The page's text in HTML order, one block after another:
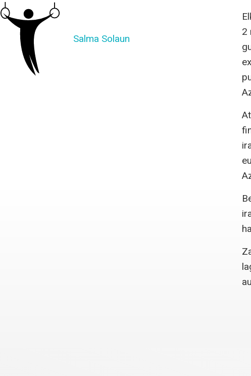
Salma Solaun
2